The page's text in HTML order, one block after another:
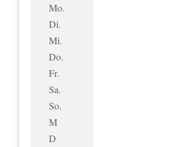
Mo.
Di.
Mi.
Do.
Fr.
Sa.
So.
M
D